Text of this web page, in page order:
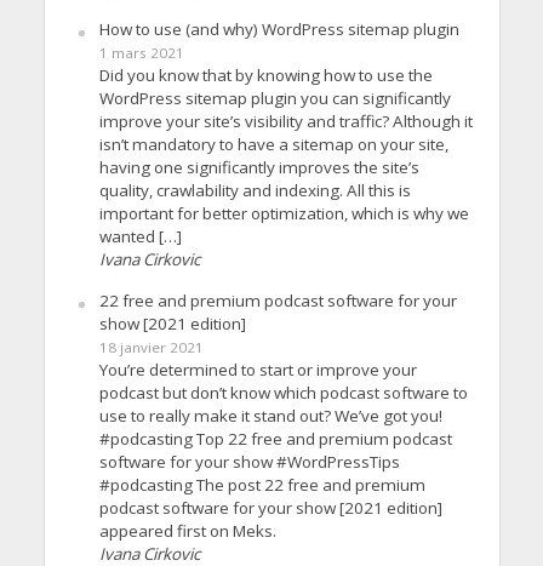
How to use (and why) WordPress sitemap plugin
1 mars 2021
Did you know that by knowing how to use the
WordPress sitemap plugin you can significantly
improve your site’s visibility and traffic? Although it
isn’t mandatory to have a sitemap on your site,
having one significantly improves the site’s
quality, crawlability and indexing. All this is
important for better optimization, which is why we
wanted […]
Ivana Cirkovic
22 free and premium podcast software for your
show [2021 edition]
18 janvier 2021
You’re determined to start or improve your
podcast but don’t know which podcast software to
use to really make it stand out? We’ve got you!
#podcasting Top 22 free and premium podcast
software for your show #WordPressTips
#podcasting The post 22 free and premium
podcast software for your show [2021 edition]
appeared first on Meks.
Ivana Cirkovic